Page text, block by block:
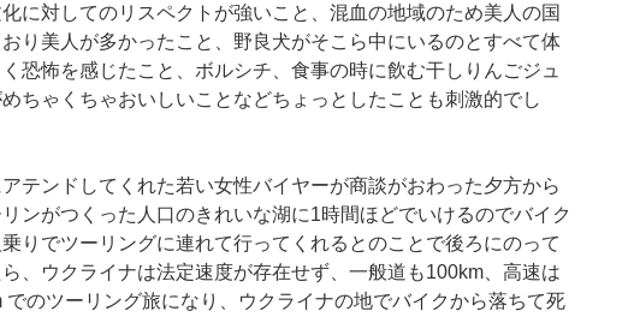
化に対してのリスペクトが強いこと、混血の地域のため美人の国
おり美人が多かったこと、野良犬がそこら中にいるのとすべて体
恐怖を感じたこと、ボルシチ、食事の時に飲む干しりんごジュ
ちゃくちゃおいしいことなどちょっとしたことも刺激的でし
テンドしてくれた若い女性バイヤーが商談がおわった夕方から
ンがつくった人口のきれいな湖に1時間ほどでいけるのでバイク
りでツーリングに連れて行ってくれるとのことで後ろにのって
、ウクライナは法定速度が存在せず、一般道も100km、高速は
でのツーリング旅になり、ウクライナの地でバイクから落ちて死